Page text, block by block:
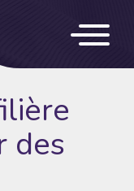
des